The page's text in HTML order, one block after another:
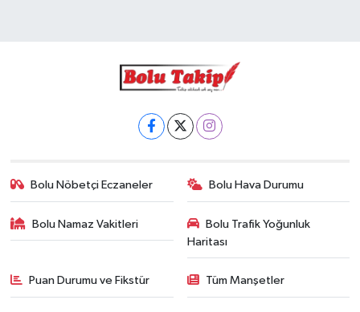
Bolu Nöbetçi Eczaneler Bolu Hava Durumu
Bolu Namaz Vakitleri
Bolu Trafik Yoğunluk
Haritası
Puan Durumu ve Fikstür Tüm Manşetler